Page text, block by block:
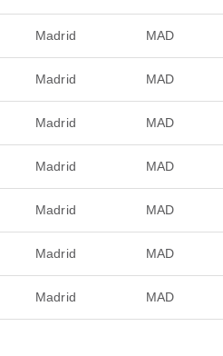
Madrid MAD
Madrid MAD
Madrid MAD
Madrid MAD
Madrid MAD
Madrid MAD
Madrid MAD